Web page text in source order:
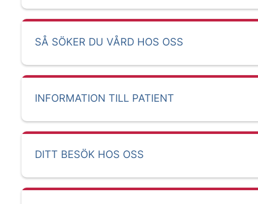
SÅ SÖKER DU VÅRD HOS OSS
INFORMATION TILL PATIENT
DITT BESÖK HOS OSS